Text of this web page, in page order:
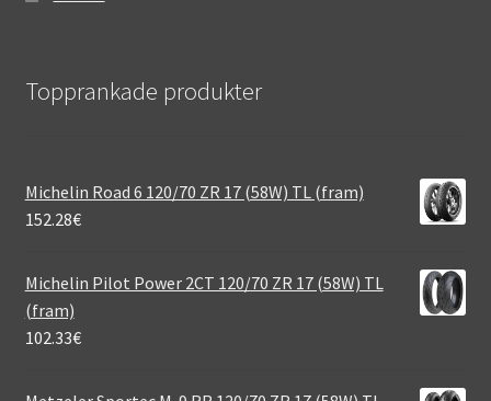
Topprankade produkter
Michelin Road 6 120/70 ZR 17 (58W) TL (fram)
152.28€
Michelin Pilot Power 2CT 120/70 ZR 17 (58W) TL
(fram)
102.33€